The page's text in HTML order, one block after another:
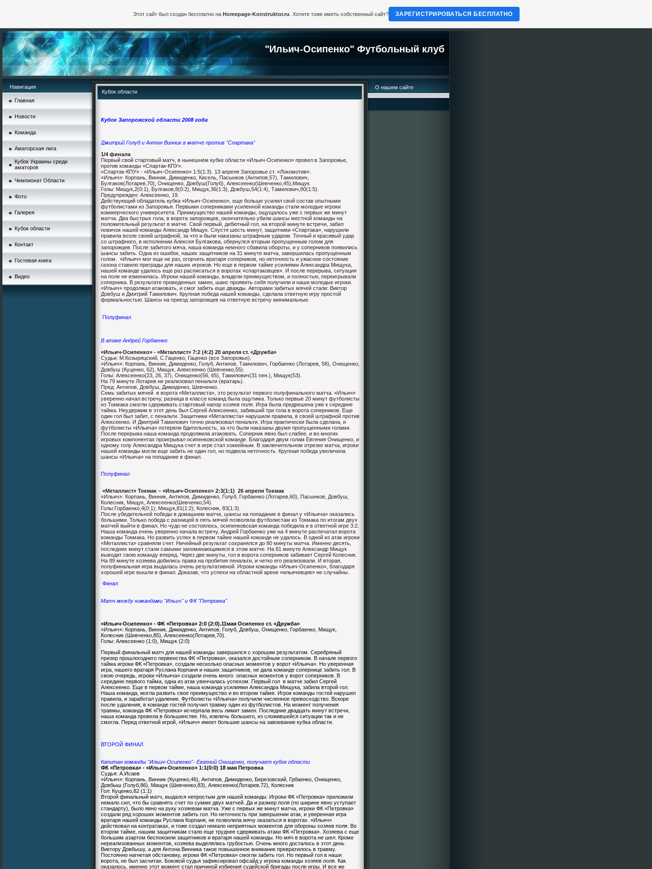
"Ильич-Осипенко" Футбольный клуб
Навигация
Главная
Новости
Команда
Аматорская лига
Кубок Украины среди
аматоров
Чемпионат Области
Фото
Галерея
Кубок области
Контакт
Гостевая книга
Видео
Кубок области
Кубок Запорожской области 2008 года
Дмитрий Голуб и Антон Винник в матче против "Спартака"
1/4 финала
Первый свой стартовый матч, в нынешнем кубке области «Ильич-Осипенко» провел в Запорожье,
против команды «Спартак-КПУ».
«Спартак-КПУ» - «Ильич-Осипенко» 1:5(1:3). 13 апреля Запорожье ст. «Локомотив».
«Ильич»: Корпань, Винник, Димиденко, Кисель, Пасынков (Антипов,57), Тамилович,
Булгаков(Лотарев,70), Онищенко, Довбуш(Голуб), Алексеенко(Шевченко,45),Мищук.
Голы: Мищук,2(0:1), Булгаков,8(0:2), Мищук,36(1:3), Довбуш,54(1:4), Тамилович,80(1:5).
Предупрежден: Алексеенко, 19.
Действующий обладатель кубка «Ильич-Осипенко», еще больше усилил свой состав опытными
футболистами из Запорожья. Первыми соперниками усиленной команды стали молодые игроки
коммерческого университета. Преимущество нашей команды, ощущалось уже с первых же минут
матча. Два быстрых гола, в ворота запорожцев, окончательно убили шансы местной команды на
положительный результат в матче. Свой первый, дебютный гол, на второй минуте встречи, забил
новичок нашей команды Александр Мищук. Спустя шесть минут, защитники «Спартака», нарушили
правила возле своей штрафной, за что и были наказаны штрафным ударом. Точный и красивый удар
со штрафного, в исполнении Алексея Булгакова, обернулся вторым пропущенным голом для
запорожцев. После забитого мяча, наша команда немного сбавила обороты, и у соперников появились
шансы забить. Одна из ошибок, наших защитников на 31 минуте матча, завершилась пропущенным
голом.
«Ильич» мог еще не раз, огорчить вратаря соперников, но неточность и ужасное состояние
газона ставило преграды для наших игроков. Но еще в первом тайме усилиями Александра Мищука,
нашей команде удалось еще раз расписаться в воротах «спартаковцев». И после перерыва, ситуация
на поле не изменилась. Игроки нашей команды, владели преимуществом, и полностью, переигрывали
соперника. В результате проведенных замен, шанс проявить себя получили и наши молодые игроки.
«Ильич» продолжал атаковать, и смог забить еще дважды. Авторами забитых мячей стали: Виктор
Довбуш и Дмитрий Тамилович. Крупная победа нашей команды, сделала ответную игру простой
формальностью. Шансы на приезд запорожцев на ответную встречу минимальные.
Полуфинал
В атаке Андрей Горбаенко
«Ильич-Осипенко» - «Металлист» 7:2 (4:2) 20 апреля ст. «Дружба»
Судьи: М.Козыряцский, С.Гаценко, Гаценко (все Запорожье).
«Ильич»: Корпань, Винник, Димиденко, Голуб, Антипов, Тамилович, Горбаенко (Лотарев, 58), Онищенко,
Довбуш (Куценко, 62), Мищук, Алексеенко (Шевченко,55).
Голы: Алексеенко(23, 26, 37), Онищенко(56, 65), Тамилович(31 пен.), Мищук(53).
На 79 минуте Лотарев не реализовал пенальти (вратарь).
Пред: Антипов, Довбуш, Димиденко, Шевченко.
Семь забитых мячей в ворота «Металлиста», это результат первого полуфинального матча. «Ильич»
уверенно начал встречу, разница в классе команд была ощутима. Только первые 20 минут футболисты
из Токмака смогли сдерживать стартовый напор хозяев поля. Игра была предрешена уже к середине
тайма. Неудержим в этот день был Сергей Алексеенко, забивший три гола в ворота соперников. Еще
один гол был забит, с пенальти. Защитники «Металлиста» нарушили правила, в своей штрафной против
Алексеенко. И Дмитрий Тамилович точно реализовал пенальти. Игра практически была сделана, и
футболисты «Ильича» потеряли бдительность, за что были наказаны двумя пропущенными голами.
После перерыва наша команда продолжила атаковать. Соперник явно был слабее, и во многих
игровых компонентах проигрывал осипенковской команде. Благодаря двум голам Евгения Онищенко, и
одному голу Александра Мищука счет в игре стал хоккейным. В заключительном отрезке матча, игроки
нашей команды могли еще забить не один гол, но подвела неточность. Крупная победа увеличила
шансы «Ильича» на попадание в финал.
Полуфинал
«Металлист» Токмак – «Ильич-Осипенко» 2:3(1:1) 26 апреля Токмак
«Ильич»: Корпань, Винник, Антипов, Димиденко, Голуб, Горбаенко (Лотарев,60), Пасынков, Довбуш,
Колесник, Мищук, Алексеенко(Шевченко,54).
Голы:Горбаенко,4(0:1); Мищук,81(1:2); Колесник, 83(1:3).
После убедительной победы в домашнем матче, шансы на попадание в финал у «Ильича» оказались
большими. Только победа с разницей в пять мячей позволяла футболистам из Токмака по итогам двух
матчей выйти в финал. Но чудо не состоялось, осипенковская команда победила и в ответной игре 3:2.
Наша команда очень уверенно начала встречу, Андрей Горбаенко уже на 4 минуте распечатал ворота
команды Токмака. Но развить успех в первом тайме нашей команде не удалось. В одной из атак игроки
«Металлиста» сравняли счет. Ничейный результат сохранялся до 80 минуты матча. Именно десять,
последних минут стали самыми запоминающимися в этом матче. На 81 минуте Александр Мищук
выводит свою команду вперед. Через две минуты, гол в ворота соперников забивает Сергей Колесник.
На 89 минуте хозяева добились права на пробития пенальти, и четко его реализовали. И вторая,
полуфинальная игра выдалась очень результативной. Игроки команды «Ильич-Осипенко», благодаря
хорошей игре вышли в финал. Доказав, что успехи на областной арене «ильичевцев» не случайны.
Финал
Матч между командами "Ильич" и ФК "Петровка"
«Ильич-Осипенко» - ФК «Петровка» 2:0 (2:0).11мая Осипенко ст. «Дружба»
«Ильич»: Корпань, Винник, Димиденко, Антипов, Голуб, Довбуш, Онищенко, Горбаенко, Мищук,
Колесник (Шевченко,85), Алексеенко(Лотарев,70).
Голы: Алексеенко (1:0), Мищук (2:0)
Первый финальный матч для нашей команды завершился с хорошим результатом. Серебряный
призер прошлогоднего первенства ФК «Петровка», оказался достойным соперником. В начале первого
тайма игроки ФК «Петровка», создали несколько опасных моментов у ворот «Ильича». Но уверенная
игра, нашего вратаря Руслана Корпаня и наших защитников, не дала команде сопернице забить гол. В
свою очередь, игроки «Ильича» создали очень много опасных моментов у ворот соперников. В
середине первого тайма, одна из атак увенчалась успехом. Первый гол в матче забил Сергей
Алексеенко. Еще в первом тайме, наша команда усилиями Александра Мищука, забила второй гол.
Наша команда, могла развить свое преимущество и во втором тайме. Игрок команды гостей нарушил
правила, и заработал удаление. Футболисты «Ильича» получили численное превосходство. Вскоре
после удаления, в команде гостей получил травму один из футболистов. На момент получения
травмы, команда ФК «Петровка» исчерпала весь лимит замен. Последние двадцать минут встречи,
наша команда провела в большинстве. Но, извлечь большего, из сложившейся ситуации так и не
смогла. Перед ответной игрой, «Ильич» имеет большие шансы на завоевание кубка области.
ВТОРОЙ ФИНАЛ
Капитан команды "Ильич-Осипенко"- Евгений Онищенко, получает кубок области
ФК «Петровка» - «Ильич-Осипенко» 1:1(0:0) 18 мая Петровка
Судья: А.Исаев
«Ильич»: Корпань, Винник (Куценко,46), Антипов, Димиденко, Березовский, Грбаенко, Онищенко,
Довбыш (Голуб,86), Мищук (Шевченко,83), Алексеенко(Лотарев,72), Колесник
Гол: Куценко,82 (1:1)
Второй финальный матч, выдался непростым для нашей команды. Игроки ФК «Петровка» приложили
немало сил, что бы сравнять счет по сумме двух матчей. Да и размер поля (по ширине явно уступает
стандарту), было явно на руку хозяевам матча. Уже с первых же минут матча, игроки ФК «Петровка»
создали ряд хороших моментов забить гол. Но неточность при завершении атак, и уверенная игра
вратаря нашей команды Руслана Корпаня, не позволила мячу оказаться в воротах. «Ильич»
действовал на контратаках, и тоже создал немало неприятных моментов для обороны хозяев поля. Во
втором тайме, нашим защитникам стало еще труднее сдерживать атаки ФК «Петровка». Хозяева с еще
большим азартом беспокоили защитников и вратаря нашей команды. Но мяч в ворота не шел. Кроме
нереализованных моментов, хозяева выделялись грубостью. Очень много досталось в этот день
Виктору Довбышу, а для Антона Винника такое повышенное внимание превратилось в травму.
Постоянно нагнетая обстановку, игроки ФК «Петровка» смогли забить гол. Но первый гол в наши
ворота, не был засчитан. Боковой судья зафиксировал офсайд у игрока команды хозяев поля. Как
оказалось, именно этот момент стал причиной избиения судейской бригады после игры. И все же
О нашем сайте
Этот сайт был создан бесплатно на Homepage-Konstruktor.ru . Хотите тоже иметь собственный сайт? ЗАРЕГИСТРИРОВАТЬСЯ БЕСПЛАТНО